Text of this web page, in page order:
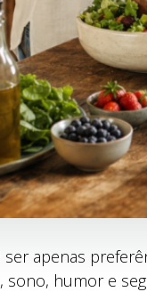
apenas
humor e